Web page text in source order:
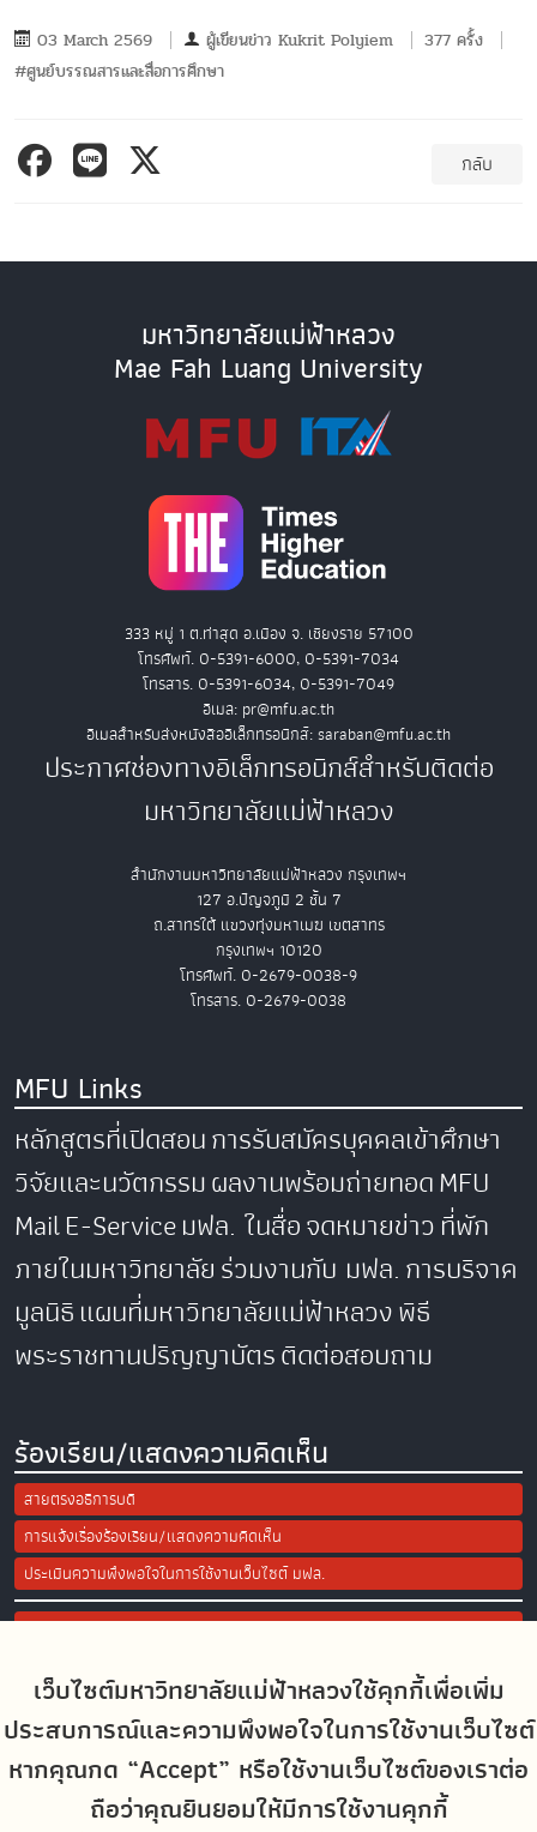
เว็บไซต์มหาวิทยาลัยแม่ฟ้าหลวงใช้คุกกี้เพื่อเพิ่ม
ประสบการณ์และความพึงพอใจในการใช้งานเว็บไซต์
หากคุณกด “Accept” หรือใช้งานเว็บไซต์ของเราต่อ
ถือว่าคุณยินยอมให้มีการใช้งานคุกกี้
03 March 2569 ผู้เขียนข่าว Kukrit Polyiem
377 ครั้ง
#ศูนย์บรรณสารและสื่อการศึกษา
กลับ
มหาวิทยาลัยแม่ฟ้าหลวง
Mae Fah Luang University
333 หมู่ 1 ต.ท่าสุด อ.เมือง จ. เชียงราย 57100
โทรศัพท์. 0-5391-6000, 0-5391-7034
โทรสาร. 0-5391-6034, 0-5391-7049
อีเมล: pr@mfu.ac.th
อีเมลสำหรับส่งหนังสืออิเล็กทรอนิกส์: saraban@mfu.ac.th
ประกาศช่องทางอิเล็กทรอนิกส์สำหรับติดต่อ
มหาวิทยาลัยแม่ฟ้าหลวง
สำนักงานมหาวิทยาลัยแม่ฟ้าหลวง กรุงเทพฯ
127 อ.ปัญจภูมิ 2 ชั้น 7
ถ.สาทรใต้ แขวงทุ่งมหาเมฆ เขตสาทร
กรุงเทพฯ 10120
โทรศัพท์. 0-2679-0038-9
โทรสาร. 0-2679-0038
MFU Links
หลักสูตรที่เปิดสอนการรับสมัครบุคคลเข้าศึกษา
วิจัยและนวัตกรรมผลงานพร้อมถ่ายทอดMFU
MailE-Serviceมฟล. ในสื่อจดหมายข่าวที่พัก
ภายในมหาวิทยาลัยร่วมงานกับ มฟล.การบริจาค
มูลนิธิแผนที่มหาวิทยาลัยแม่ฟ้าหลวงพิธี
พระราชทานปริญญาบัตรติดต่อสอบถาม
ร้องเรียน/แสดงความคิดเห็น
สายตรงอธิการบดี
การแจ้งเรื่องร้องเรียน/แสดงความคิดเห็น
ประเมินความพึงพอใจในการใช้งานเว็บไซต์ มฟล.
Site Map
Social Media